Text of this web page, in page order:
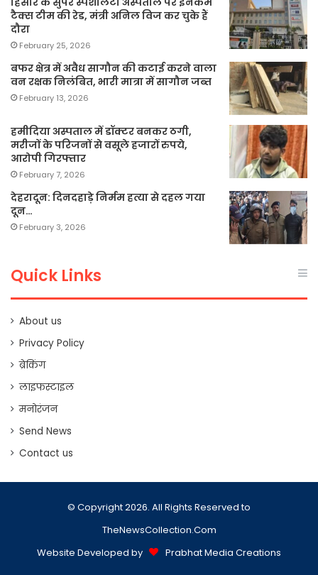
टैक्स टीम की रेड, मंत्री अनिल विज कर चुके हैं
दौरा
February 25, 2026
बफर क्षेत्र में अवैध सागौन की कटाई करने वाला
वन रक्षक निलंबित, भारी मात्रा में सागौन जब्त
February 13, 2026
हमीदिया अस्पताल में डॉक्टर बनकर ठगी,
मरीजों के परिजनों से वसूले हजारों रुपये,
आरोपी गिरफ्तार
February 7, 2026
देहरादून: दिनदहाड़े निर्मम हत्या से दहल गया
दून…
February 3, 2026
Quick Links
About us
Privacy Policy
ब्रेकिंग
लाइफस्टाइल
मनोरंजन
Send News
Contact us
© Copyright 2026. All Rights Reserved to
TheNewsCollection.Com
Website Developed by
Prabhat Media Creations